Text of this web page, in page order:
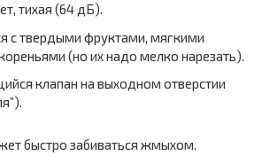
тихая (64 дБ).
с твердыми фруктами, мягкими
(но их надо мелко нарезать).
клапан на выходном отверстии
быстро забиваться жмыхом.